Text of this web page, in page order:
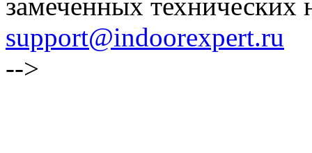
support@indoorexpert.ru
-->